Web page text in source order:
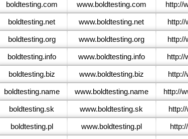
boldtesting.com www.boldtesting.com http://
boldtesting.net www.boldtesting.net http://
boldtesting.org www.boldtesting.org http://
boldtesting.info www.boldtesting.info http://
boldtesting.biz www.boldtesting.biz
boldtesting.name www.boldtesting.name http://
boldtesting.sk www.boldtesting.sk
boldtesting.pl www.boldtesting.pl